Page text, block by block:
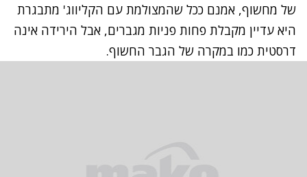
של מחשוף, אמנם ככל שהמצולמת עם הקליווג' מתבגרת
היא עדיין מקבלת פחות פניות מגברים, אבל הירידה אינה
דרסטית כמו במקרה של הגבר החשוף.